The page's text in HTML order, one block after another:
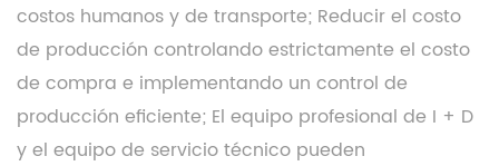
costos humanos y de transporte; Reducir el costo
de producción controlando estrictamente el costo
de compra e implementando un control de
producción eficiente; El equipo profesional de I + D
y el equipo de servicio técnico pueden